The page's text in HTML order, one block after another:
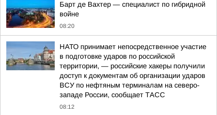
Барт де Вахтер — специалист по гибридной
войне
08:20
НАТО принимает непосредственное участие
в подготовке ударов по российской
территории, — российские хакеры получили
доступ к документам об организации ударов
ВСУ по нефтяным терминалам на северо-
западе России, сообщает ТАСС
08:12